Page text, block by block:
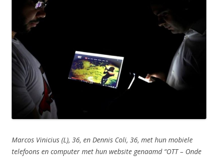
Marcos Vinicius (L), 36, en Dennis Coli, 36, met hun mobiele
telefoons en computer met hun website genaamd “OTT – Onde